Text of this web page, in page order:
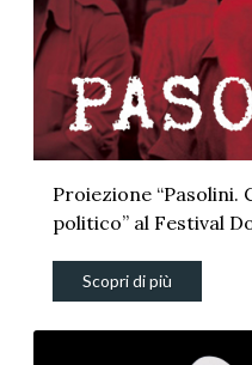
Proiezione
politico” al Festival
Scopri di più